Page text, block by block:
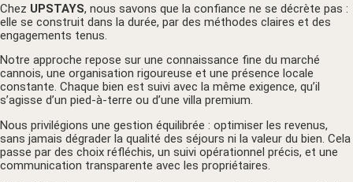
Chez UPSTAYS, nous savons que la confiance ne se décrète pas :
elle se construit dans la durée, par des méthodes claires et des
engagements tenus.
Notre approche repose sur une connaissance fine du marché
cannois, une organisation rigoureuse et une présence locale
constante. Chaque bien est suivi avec la même exigence, qu’il
s’agisse d’un pied-à-terre ou d’une villa premium.
Nous privilégions une gestion équilibrée : optimiser les revenus,
sans jamais dégrader la qualité des séjours ni la valeur du bien. Cela
passe par des choix réfléchis, un suivi opérationnel précis, et une
communication transparente avec les propriétaires.